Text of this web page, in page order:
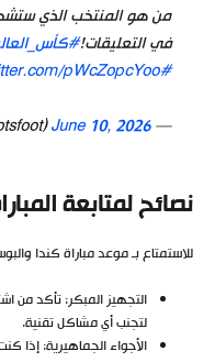
من هو المنتخب الذي
في التعليقات!
#WorldCup2026
pWcZopcYoo
— Newspoots (@newspootsfoot)
June 10, 2026
نصائح لمتابعة
للاستمتاع بـ موعد مباراة كندا
التجهيز المبكر: تأكد من
لتجنب أي مشاكل تقنية.